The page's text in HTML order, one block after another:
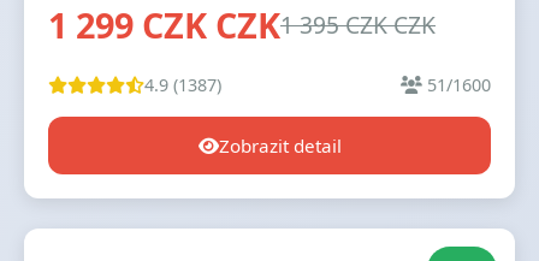
1 299 CZK CZK1 395 CZK CZK
4.9 (1387) 51/1600
Zobrazit detail